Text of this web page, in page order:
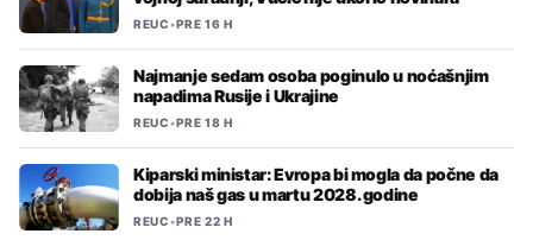
REUC•PRE 16 H
Najmanje sedam osoba poginulo u noćašnjim
napadima Rusije i Ukrajine
REUC•PRE 18 H
Kiparski ministar: Evropa bi mogla da počne da
dobija naš gas u martu 2028. godine
REUC•PRE 22 H